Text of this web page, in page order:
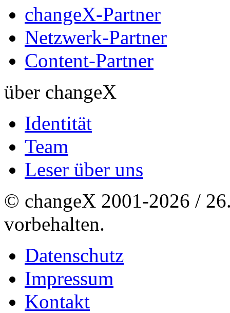
changeX-Partner
Netzwerk-Partner
Content-Partner
über changeX
Identität
Team
Leser über uns
© changeX 2001-2026 /
vorbehalten.
Datenschutz
Impressum
Kontakt